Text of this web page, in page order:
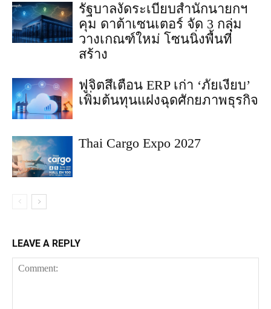
รัฐบาลงัดระเบียบสำนักนายกฯ
คุม ดาต้าเซนเตอร์ จัด 3 กลุ่ม
วางเกณฑ์ใหม่ โซนนิ่งพื้นที่
สร้าง
ฟูจิตสึเตือน ERP เก่า ‘ภัยเงียบ’
เพิ่มต้นทุนแฝงฉุดศักยภาพธุรกิจ
Thai Cargo Expo 2027
LEAVE A REPLY